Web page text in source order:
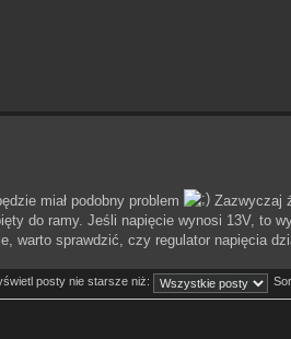
miał podobny problem
Zazwyczaj
do ramy. Jeśli napięcie wynosi 13V, to
warto sprawdzić, czy regulator napięcia
posty nie starsze niż: